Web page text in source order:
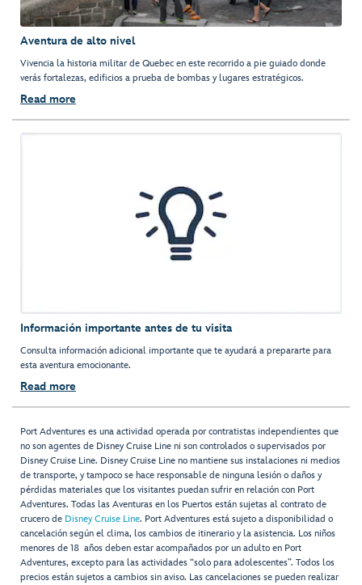
Aventura de alto nivel
Vivencia la historia militar de Quebec en este recorrido a pie guiado donde
verás fortalezas, edificios a prueba de bombas y lugares estratégicos.
Read more
Información importante antes de tu visita
Consulta información adicional importante que te ayudará a prepararte para
esta aventura emocionante.
Read more
Port Adventures es una actividad operada por contratistas independientes que
no son agentes de Disney Cruise Line ni son controlados o supervisados por
Disney Cruise Line. Disney Cruise Line no mantiene sus instalaciones ni medios
de transporte, y tampoco se hace responsable de ninguna lesión o daños y
pérdidas materiales que los visitantes puedan sufrir en relación con Port
Adventures. Todas las Aventuras en los Puertos están sujetas al contrato de
crucero de Disney Cruise Line. Port Adventures está sujeto a disponibilidad o
cancelación según el clima, los cambios de itinerario y la asistencia. Los niños
menores de 18 años deben estar acompañados por un adulto en Port
Adventures, excepto para las actividades “solo para adolescentes”. Todos los
precios están sujetos a cambios sin aviso. Las cancelaciones se pueden realizar